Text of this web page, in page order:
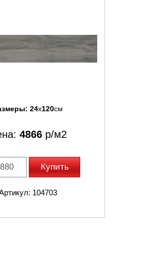
24x120см
4866 р/м2
Купить
104703